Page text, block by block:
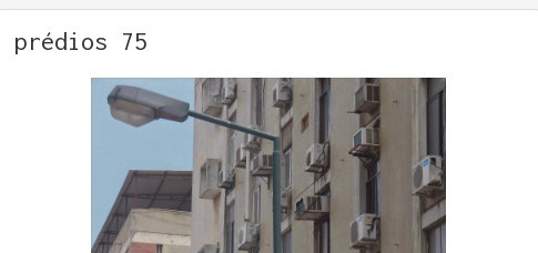
prédios 75